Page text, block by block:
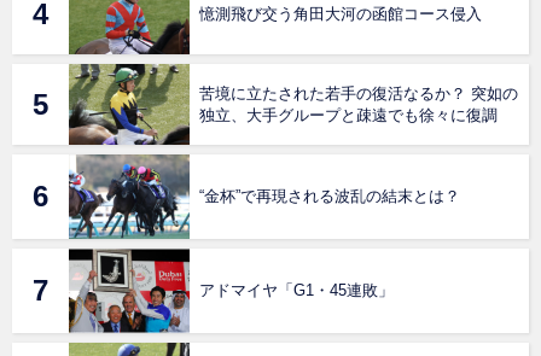
憶測飛び交う角田大河の函館コース侵入
苦境に立たされた若手の復活なるか？ 突如の
独立、大手グループと疎遠でも徐々に復調
“金杯”で再現される波乱の結末とは？
アドマイヤ「G1・45連敗」